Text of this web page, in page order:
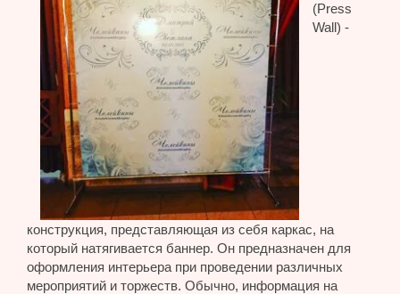
(Press
Wall) -
конструкция, представляющая из себя каркас, на
который натягивается баннер. Он предназначен для
оформления интерьера при проведении различных
мероприятий и торжеств. Обычно, информация на